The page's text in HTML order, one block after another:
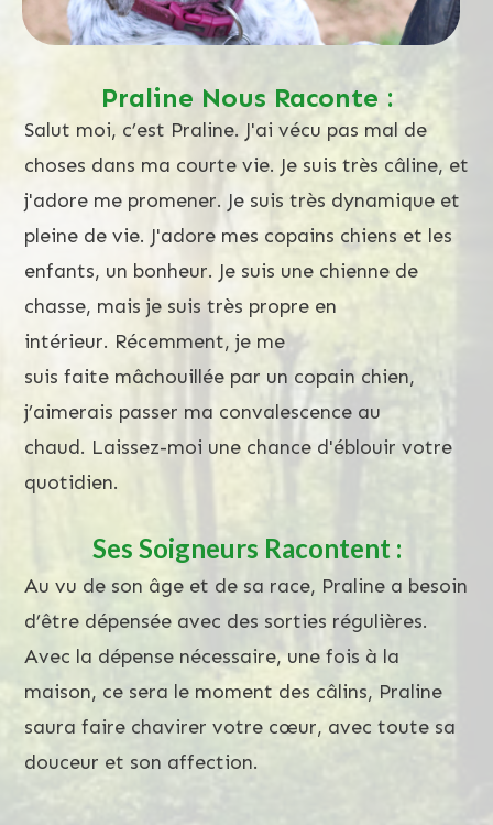
Praline Nous Raconte :
Salut moi, c’est Praline. J'ai vécu pas mal de
choses dans ma courte vie. Je suis très câline, et
j'adore me promener. Je suis très dynamique et
pleine de vie. J'adore mes copains chiens et les
enfants, un bonheur. Je suis une chienne de
chasse, mais je suis très propre en
intérieur. Récemment, je me
suis faite mâchouillée par un copain chien,
j’aimerais passer ma convalescence au
chaud. Laissez-moi une chance d'éblouir votre
quotidien.
Ses Soigneurs Racontent :
Au vu de son âge et de sa race, Praline a besoin
d’être dépensée avec des sorties régulières.
Avec la dépense nécessaire, une fois à la
maison, ce sera le moment des câlins, Praline
saura faire chavirer votre cœur, avec toute sa
douceur et son affection.